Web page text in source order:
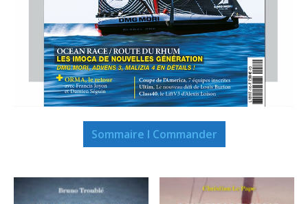
Sommaire I Commander